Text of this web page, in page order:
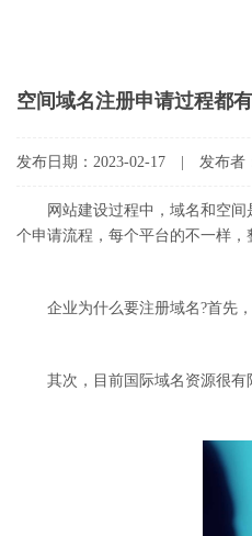
空间域名注册申请过程都
发布日期：2023-02-17 | 发布
网站建设过程中，域名和空间
个申请流程，每个平台的不一样
企业为什么要注册域名?首先，
其次，目前国际域名资源很有